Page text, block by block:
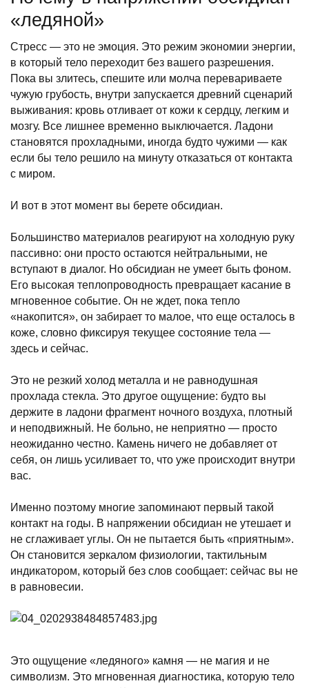
«ледяной»
Стресс — это не эмоция. Это режим экономии энергии,
в который тело переходит без вашего разрешения.
Пока вы злитесь, спешите или молча перевариваете
чужую грубость, внутри запускается древний сценарий
выживания: кровь отливает от кожи к сердцу, легким и
мозгу. Все лишнее временно выключается. Ладони
становятся прохладными, иногда будто чужими — как
если бы тело решило на минуту отказаться от контакта
с миром.
И вот в этот момент вы берете обсидиан.
Большинство материалов реагируют на холодную руку
пассивно: они просто остаются нейтральными, не
вступают в диалог. Но обсидиан не умеет быть фоном.
Его высокая теплопроводность превращает касание в
мгновенное событие. Он не ждет, пока тепло
«накопится», он забирает то малое, что еще осталось в
коже, словно фиксируя текущее состояние тела —
здесь и сейчас.
Это не резкий холод металла и не равнодушная
прохлада стекла. Это другое ощущение: будто вы
держите в ладони фрагмент ночного воздуха, плотный
и неподвижный. Не больно, не неприятно — просто
неожиданно честно. Камень ничего не добавляет от
себя, он лишь усиливает то, что уже происходит внутри
вас.
Именно поэтому многие запоминают первый такой
контакт на годы. В напряжении обсидиан не утешает и
не сглаживает углы. Он не пытается быть «приятным».
Он становится зеркалом физиологии, тактильным
индикатором, который без слов сообщает: сейчас вы не
в равновесии.
Это ощущение «ледяного» камня — не магия и не
символизм. Это мгновенная диагностика, которую тело